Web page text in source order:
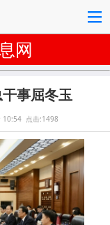
网
事屈冬玉
10:54 点击:1498